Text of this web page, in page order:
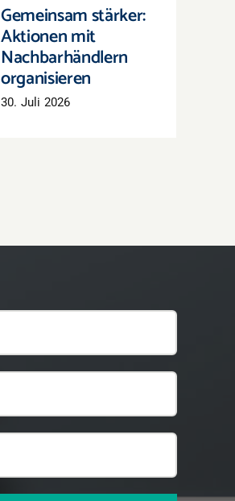
Gemeinsam stärker:
Aktionen mit
Nachbarhändlern
organisieren
30. Juli 2026